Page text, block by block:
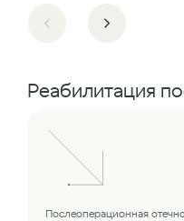
Реабилитация
Послеоперационная